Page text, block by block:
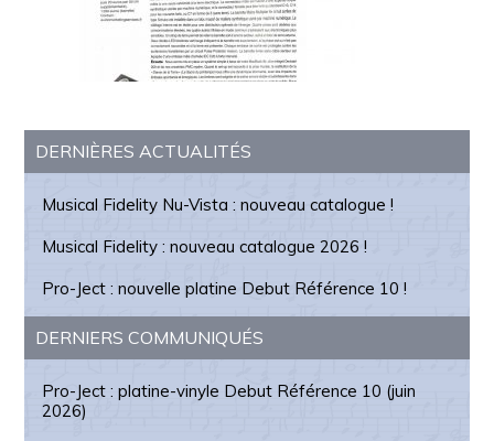
Barre
latérale
principale
DERNIÈRES ACTUALITÉS
Musical Fidelity Nu-Vista : nouveau catalogue !
Musical Fidelity : nouveau catalogue 2026 !
Pro-Ject : nouvelle platine Debut Référence 10 !
DERNIERS COMMUNIQUÉS
Pro-Ject : platine-vinyle Debut Référence 10 (juin
2026)